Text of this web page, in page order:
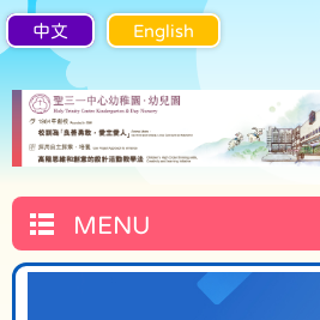
中文 English
MENU